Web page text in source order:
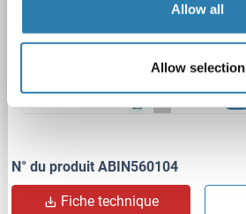
Allow all
Allow selection
N° du produit ABIN560104
Fiche technique